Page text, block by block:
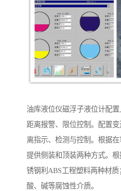
油库液位仪磁浮子液位计配
距离报警、限位控制。配置
离指示、检测与控制。根据在
提供侧装和顶装两种方式。
锈钢利ABS工程塑料两种材
酸、碱等腐蚀性介质。